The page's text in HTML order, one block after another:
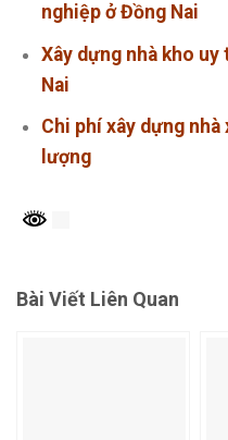
nghiệp ở Đồng Nai
Xây dựng nhà kho
Nai
Chi phí xây dựng
lượng
Bài Viết Liên Quan